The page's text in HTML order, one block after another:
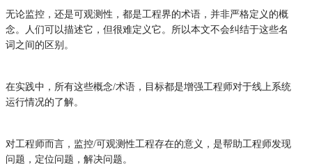
无论监控，还是可观测性，都是工程界的术语，并非严格定义的概
念。人们可以描述它，但很难定义它。所以本文不会纠结于这些名
词之间的区别。
在实践中，所有这些概念/术语，目标都是增强工程师对于线上系统
运行情况的了解。
对工程师而言，监控/可观测性工程存在的意义，是帮助工程师发现
问题，定位问题，解决问题。